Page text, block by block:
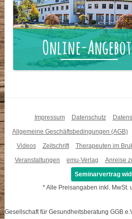
Impressum Datenschutz
Allgemeine Geschäftsbedingungen (AGB)
Videos
Zeitschrift Therapeuten im
Veranstaltungen
emu-Verlag
Anreise
Seminarvertrag
* Alle Preisangaben inkl. MwSt.
Gesellschaft für Gesundheitsberatung GGB